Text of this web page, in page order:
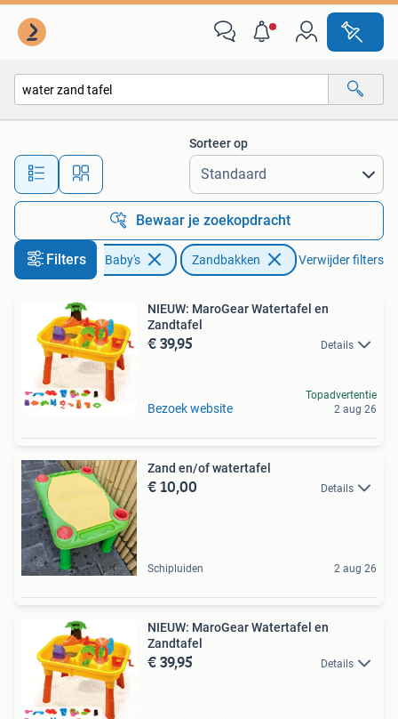
Alle afstanden…
Sorteer op
Bewaar je zoekopdracht
Filters
Kinderen en Baby's Zandbakken Verwijder filters
NIEUW: MaroGear Watertafel en
Zandtafel
€ 39,95 Details
Bezoek website
Topadvertentie
2 aug 26
Zand en/of watertafel
€ 10,00 Details
Schipluiden 2 aug 26
NIEUW: MaroGear Watertafel en
Zandtafel
€ 39,95 Details